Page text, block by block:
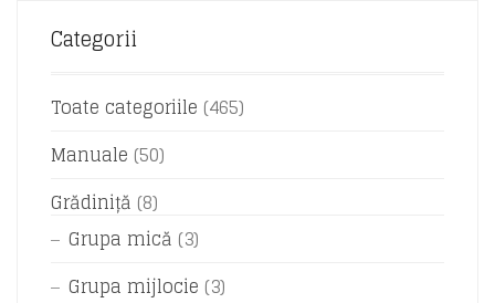
Categorii
Toate categoriile (465)
Manuale (50)
Grădiniță (8)
Grupa mică (3)
Grupa mijlocie (3)